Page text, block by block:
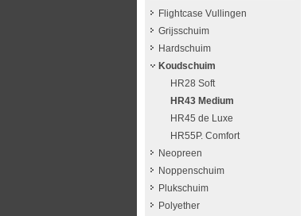
Flightcase Vullingen
Grijsschuim
Hardschuim
Koudschuim
HR28 Soft
HR43 Medium
HR45 de Luxe
HR55P. Comfort
Neopreen
Noppenschuim
Plukschuim
Polyether